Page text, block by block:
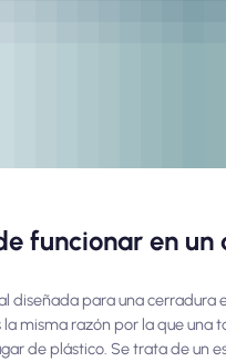
funcionar en un
diseñada para una
misma razón por la que
de plástico. Se trata de un